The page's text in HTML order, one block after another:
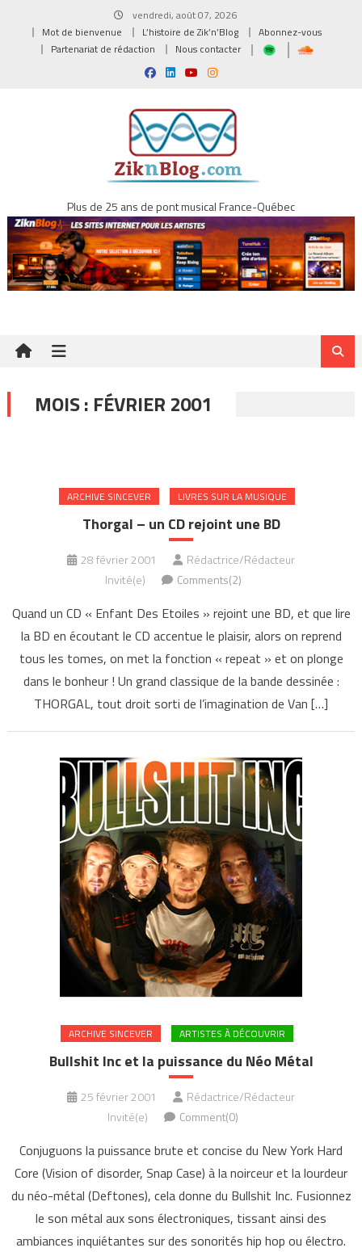
vendredi, août 07, 2026
Mot de bienvenue
L’histoire de Zik’n’Blog
Abonnez-vous
Partenariat de rédaction
Nous contacter
Plus de 25 ans de pont musical France-Québec
MOIS : FÉVRIER 2001
ARCHIVE SINCEVER LIVRES SUR LA MUSIQUE
Thorgal – un CD rejoint une BD
28 février 2001
Rédactrice/Rédacteur
Invité(e)
Comments(2)
Quand un CD « Enfant Des Etoiles » rejoint une BD, et que lire
la BD en écoutant le CD accentue le plaisir, alors on reprend
tous les tomes, on met la fonction « repeat » et on plonge
dans le bonheur ! Un grand classique de la bande dessinée :
THORGAL, tout droit sorti de l’imagination de Van […]
ARCHIVE SINCEVER ARTISTES À DÉCOUVRIR
Bullshit Inc et la puissance du Néo Métal
25 février 2001
Rédactrice/Rédacteur
Invité(e)
Comment(0)
Conjuguons la puissance brute et concise du New York Hard
Core (Vision of disorder, Snap Case) à la noirceur et la lourdeur
du néo-métal (Deftones), cela donne du Bullshit Inc. Fusionnez
le son métal aux sons électroniques, tissant ainsi des
ambiances inquiétantes sur des sonorités hip hop ou électro.